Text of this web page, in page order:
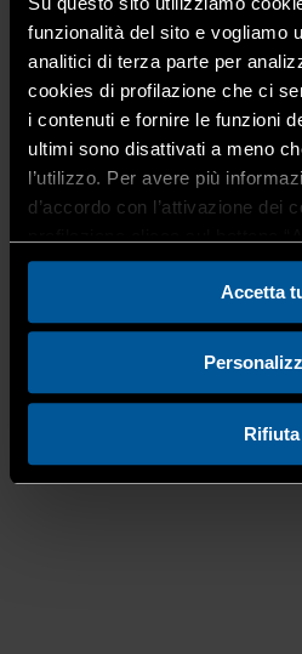
funzionalità del sito e vogliamo
analitici di terza parte per
cookies di profilazione che ci
i contenuti e fornire le funzioni
ultimi sono disattivati a meno
l’utilizzo. Per avere più
d’accordo con l’attivazione dei
Accetta
Rifiuta
Lagiornata conclusiva, il 3
allaFondazione Accademia
dell’eccellenza artistica del